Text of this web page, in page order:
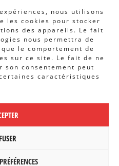
nous utilisons
les cookies pour stocker
des appareils. Le fait
nous permettra de
le comportement de
sur ce site. Le fait de ne
consentement peut
caractéristiques
INFOS
|
PAR
ASBL